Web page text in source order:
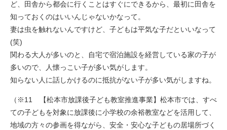
ど、田舎から都会に行くことはすぐにできるから、最初に田舎を
知っておくのはいいんじゃないかなって。
妻は虫を触れないんですけど、子どもは平気な子だといいなって
(笑)
関わる大人が多いのと、自宅で宿泊施設を経営している家の子が
多いので、人懐っこい子が多い気がします。
知らない人に話しかけるのに抵抗がない子が多い気がしますね。​
（※11 【松本市放課後子ども教室推進事業】松本市では、すべ
ての子どもを対象に放課後に小学校の余裕教室などを活用して、
地域の方々の参画を得ながら、安全・安心な子どもの居場所づく